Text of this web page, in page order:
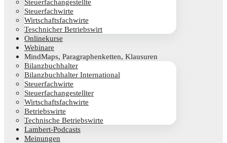
Steu­er­fach­an­ge­stell­te
Steu­er­fach­wir­te
Wirt­schafts­fach­wir­te
Teschni­cher Betriebswirt
Online­kur­se
Web­i­na­re
Mind­Maps, Para­gra­phen­ket­ten, Klausuren
Bilanz­buch­hal­ter
Bilanz­buch­hal­ter International
Steu­er­fach­wir­te
Steu­er­fach­an­ge­stell­ter
Wirt­schafts­fach­wir­te
Betriebs­wir­te
Tech­ni­sche Betriebswirte
Lam­­bert-Pod­­casts
Mei­nun­gen